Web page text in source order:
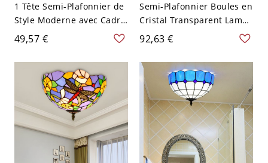
1 Tête Semi-Plafonnier de
Style Moderne avec Cadre
de Diamant Doré en Métal
Lampe Encastrée pour
Couloir - 110 V-120 V Or
49,57 €
Semi-Plafonnier Boules en
Cristal Transparent Lampe
Semi-Encastrée à 1-Tête
Style Contemporain avec
Auvent Rond en Laiton -
Laiton 110 V-120 V
92,63 €